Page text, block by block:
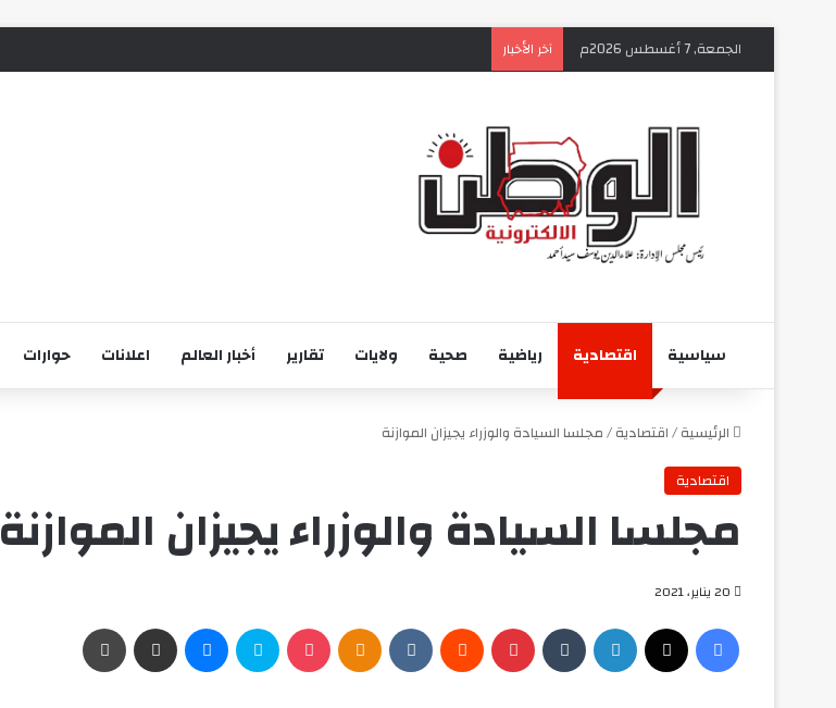
الجمعة, 7 أغسطس 2026م آخر الأخبار
سياسية اقتصادية رياضية صحية ولايات تقارير أخبار العالم اعلانات حوارات
الرئيسية/اقتصادية/مجلسا السيادة والوزراء يجيزان الموازنة
اقتصادية
مجلسا السيادة والوزراء يجيزان الموازنة
20 يناير، 2021
فيسبوك لينكدإن بينتيريست Odnoklassniki
‫Pocket سكايب ماسنجر مشاركة عبر البريد